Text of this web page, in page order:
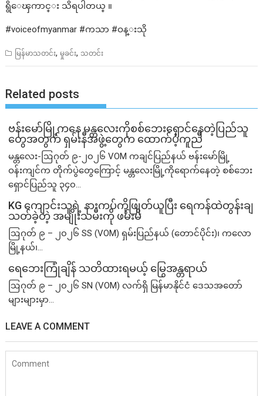
ရွိေၾကာင္း သိရပါတယ္ ။
#voiceofmyanmar #ကသာ #ဝန္းသို
မြန်မာသတင်း,မှုခင်း, သတင်း
Related posts
ဗန်းမော်မြို့ကနေ မန္တလေးကိုစစ်ဘေးရှောင်နေတဲ့ပြည်သူ
တွေအတွက် ရှမ်းနီအဖွဲ့တွေက ထောက်ပံ့ကူညီ
မန္တလေး-ဩဂုတ် ၉-၂၀၂၆ VOM ကချင်ပြည်နယ် ဗန်းမော်မြို့
ဝန်းကျင်က တိုက်ပွဲတွေကြောင့် မန္တလေးမြို့ကိုရောက်နေတဲ့ စစ်ဘေး
ရှောင်ပြည်သူ ၃၄၀...
KG ကျောင်းသူရဲ့ နားကပ်ကိုဖြုတ်ယူပြီး ရေကန်ထဲတွန်းချ
သတ်ခဲ့တဲ့ အမျိုးသမီးကို ဖမ်းမိ
ဩဂုတ် ၉ – ၂၀၂၆ SS (VOM) ရှမ်းပြည်နယ် (တောင်ပိုင်း)၊ ကလော
မြို့နယ်၊...
ရေဘေးကြုံချိန် သတိထားရမယ့် မြွေအန္တရာယ်
ဩဂုတ် ၉ – ၂၀၂၆ SN (VOM) လက်ရှိ မြန်မာနိုင်ငံ ဒေသအတော်
များများမှာ...
LEAVE A COMMENT